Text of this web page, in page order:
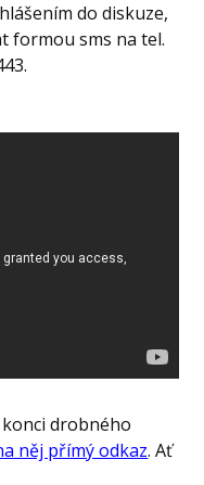
do diskuze,
formou sms na tel.
drobného
něj přímý odkaz. Ať